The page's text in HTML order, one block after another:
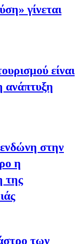
γίνεται
είναι
ανάπτυξη
στην
η
της
των